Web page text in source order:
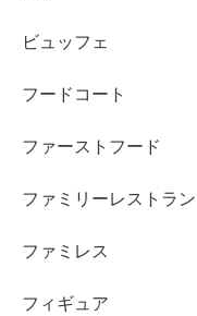
ビュッフェ
フードコート
ファーストフード
ファミリーレストラン
ファミレス
フィギュア